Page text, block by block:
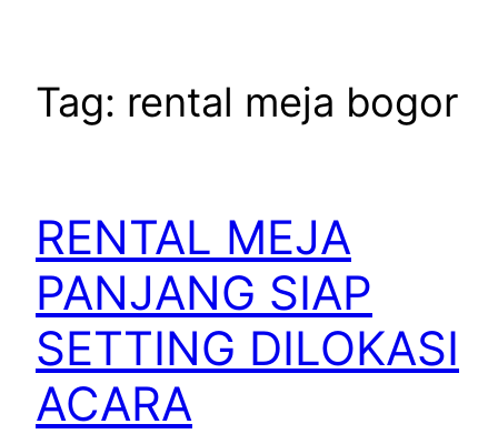
Tag: rental meja bogor
RENTAL MEJA
PANJANG SIAP
SETTING DILOKASI
ACARA